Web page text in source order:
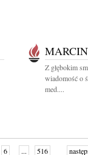
Z głębokim
wiadomość o
med....
6 ... 516